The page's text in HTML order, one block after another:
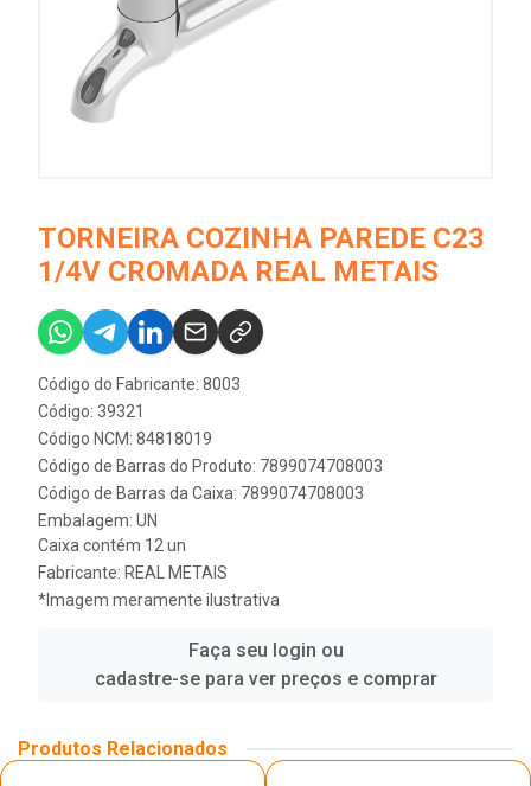
TORNEIRA COZINHA PAREDE C23
1/4V CROMADA REAL METAIS
Código do Fabricante: 8003
Código: 39321
Código NCM: 84818019
Código de Barras do Produto: 7899074708003
Código de Barras da Caixa: 7899074708003
Embalagem: UN
Caixa contém 12 un
Fabricante: REAL METAIS
*Imagem meramente ilustrativa
Faça seu login ou
cadastre-se para ver preços e comprar
Produtos Relacionados